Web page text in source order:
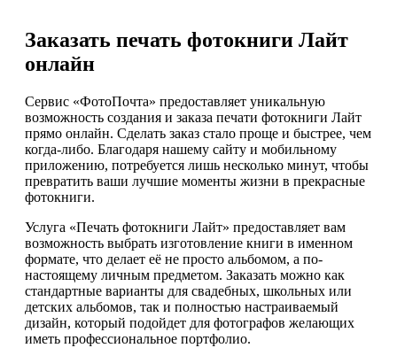
Заказать печать фотокниги Лайт
онлайн
Сервис «ФотоПочта» предоставляет уникальную
возможность создания и заказа печати фотокниги Лайт
прямо онлайн. Сделать заказ стало проще и быстрее, чем
когда-либо. Благодаря нашему сайту и мобильному
приложению, потребуется лишь несколько минут, чтобы
превратить ваши лучшие моменты жизни в прекрасные
фотокниги.
Услуга «Печать фотокниги Лайт» предоставляет вам
возможность выбрать изготовление книги в именном
формате, что делает её не просто альбомом, а по-
настоящему личным предметом. Заказать можно как
стандартные варианты для свадебных, школьных или
детских альбомов, так и полностью настраиваемый
дизайн, который подойдет для фотографов желающих
иметь профессиональное портфолио.